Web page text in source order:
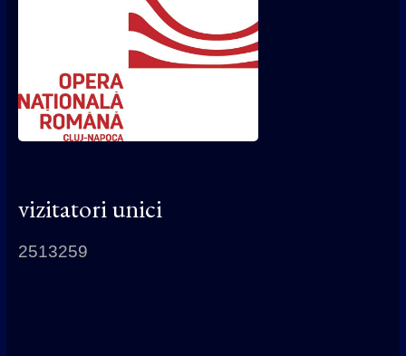
vizitatori unici
2513259